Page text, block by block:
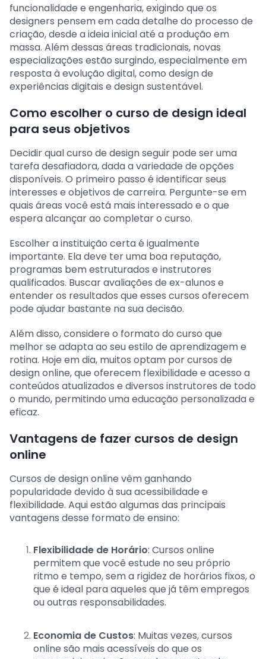
funcionalidade e engenharia, exigindo que os
designers pensem em cada detalhe do processo de
criação, desde a ideia inicial até a produção em
massa. Além dessas áreas tradicionais, novas
especializações estão surgindo, especialmente em
resposta à evolução digital, como design de
experiências digitais e design sustentável.
Como escolher o curso de design ideal
para seus objetivos
Decidir qual curso de design seguir pode ser uma
tarefa desafiadora, dada a variedade de opções
disponíveis. O primeiro passo é identificar seus
interesses e objetivos de carreira. Pergunte-se em
quais áreas você está mais interessado e o que
espera alcançar ao completar o curso.
Escolher a instituição certa é igualmente
importante. Ela deve ter uma boa reputação,
programas bem estruturados e instrutores
qualificados. Buscar avaliações de ex-alunos e
entender os resultados que esses cursos oferecem
pode ajudar bastante na sua decisão.
Além disso, considere o formato do curso que
melhor se adapta ao seu estilo de aprendizagem e
rotina. Hoje em dia, muitos optam por cursos de
design online, que oferecem flexibilidade e acesso a
conteúdos atualizados e diversos instrutores de todo
o mundo, permitindo uma educação personalizada e
eficaz.
Vantagens de fazer cursos de design
online
Cursos de design online vêm ganhando
popularidade devido à sua acessibilidade e
flexibilidade. Aqui estão algumas das principais
vantagens desse formato de ensino:
Flexibilidade de Horário: Cursos online
permitem que você estude no seu próprio
ritmo e tempo, sem a rigidez de horários fixos, o
que é ideal para aqueles que já têm empregos
ou outras responsabilidades.
Economia de Custos: Muitas vezes, cursos
online são mais acessíveis do que os